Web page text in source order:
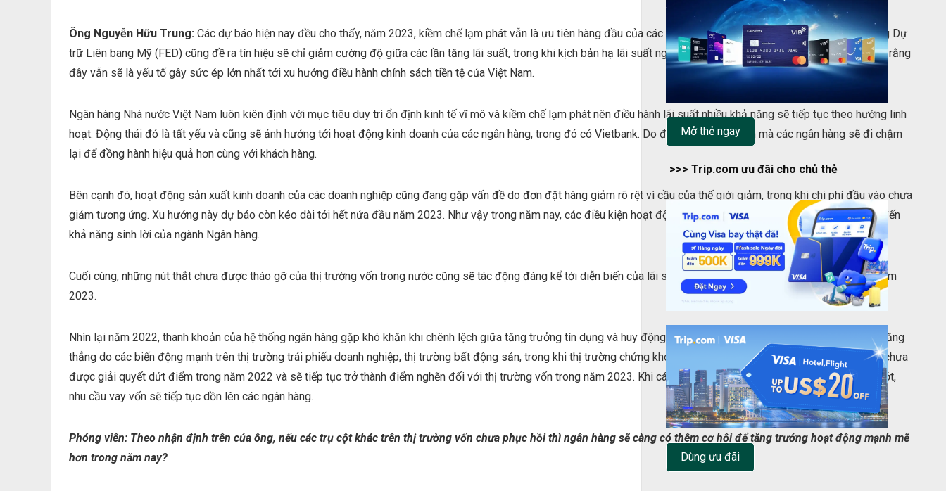
Ông Nguyễn Hữu Trung: Các dự báo hiện nay đều cho thấy, năm 2023, kiềm chế lạm phát vẫn là ưu tiên hàng đầu của các ngân hàng Trung ương trên thế giới. Ngân hàng Dự
trữ Liên bang Mỹ (FED) cũng đề ra tín hiệu sẽ chỉ giảm cường độ giữa các lần tăng lãi suất, trong khi kịch bản hạ lãi suất ngay trong năm nay là không chắc chắn. Tôi cho rằng
đây vẫn sẽ là yếu tố gây sức ép lớn nhất tới xu hướng điều hành chính sách tiền tệ của Việt Nam.
Ngân hàng Nhà nước Việt Nam luôn kiên định với mục tiêu duy trì ổn định kinh tế vĩ mô và kiềm chế lạm phát nên điều hành lãi suất nhiều khả năng sẽ tiếp tục theo hướng linh
hoạt. Động thái đó là tất yếu và cũng sẽ ảnh hưởng tới hoạt động kinh doanh của các ngân hàng, trong đó có Vietbank. Do đó, đây là thời điểm mà các ngân hàng sẽ đi chậm
lại để đồng hành hiệu quả hơn cùng với khách hàng.
Bên cạnh đó, hoạt động sản xuất kinh doanh của các doanh nghiệp cũng đang gặp vấn đề do đơn đặt hàng giảm rõ rệt vì cầu của thế giới giảm, trong khi chi phí đầu vào chưa
giảm tương ứng. Xu hướng này dự báo còn kéo dài tới hết nửa đầu năm 2023. Như vậy trong năm nay, các điều kiện hoạt động kinh doanh suy giảm cũng sẽ ảnh hưởng đến
khả năng sinh lời của ngành Ngân hàng.
Cuối cùng, những nút thắt chưa được tháo gỡ của thị trường vốn trong nước cũng sẽ tác động đáng kể tới diễn biến của lãi suất và tình hình hoạt động ngân hàng trong năm
2023.
Nhìn lại năm 2022, thanh khoản của hệ thống ngân hàng gặp khó khăn khi chênh lệch giữa tăng trưởng tín dụng và huy động ở mức cao. Có thể nói tình hình thanh khoản căng
thẳng do các biến động mạnh trên thị trường trái phiếu doanh nghiệp, thị trường bất động sản, trong khi thị trường chứng khoán chưa hoàn toàn hồi phục. Các vấn đề này chưa
được giải quyết dứt điểm trong năm 2022 và sẽ tiếp tục trở thành điểm nghẽn đối với thị trường vốn trong năm 2023. Khi các trụ cột khác trên thị trường vốn trở nên yếu ớt,
nhu cầu vay vốn sẽ tiếp tục dồn lên các ngân hàng.
Phóng viên: Theo nhận định trên của ông, nếu các trụ cột khác trên thị trường vốn chưa phục hồi thì ngân hàng sẽ càng có thêm cơ hội để tăng trưởng hoạt động mạnh mẽ
hơn trong năm nay?
Mở thẻ ngay
>>> Trip.com ưu đãi cho chủ thẻ
Dùng ưu đãi